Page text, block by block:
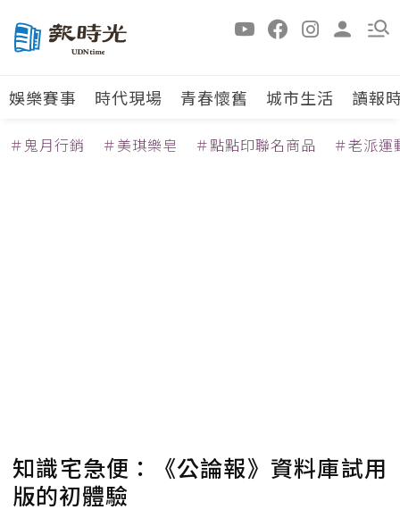
娛樂賽事 時代現場 青春懷舊 城市生活 讀報
＃鬼月行銷 ＃美琪樂皂 ＃點點印聯名商品 ＃老派運
知識宅急便：《公論報》資料庫試用
版的初體驗